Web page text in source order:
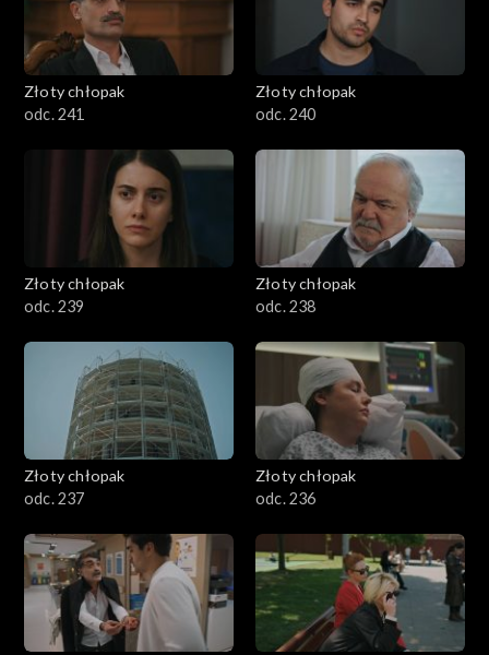
Złoty chłopak
odc. 241
Złoty chłopak
odc. 240
Złoty chłopak
odc. 239
Złoty chłopak
odc. 238
Złoty chłopak
odc. 237
Złoty chłopak
odc. 236